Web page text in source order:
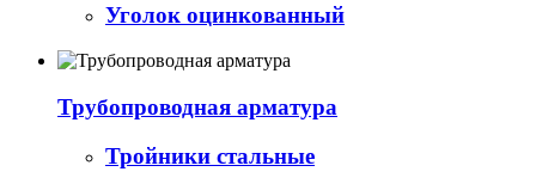
Уголок оцинкованный
Трубопроводная арматура
Тройники стальные